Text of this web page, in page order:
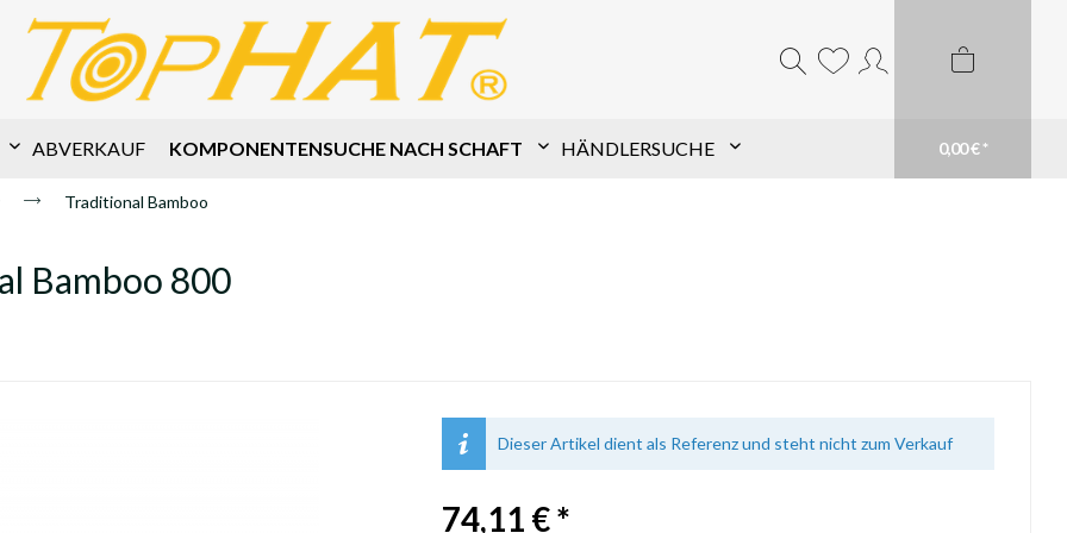
0,00 € *
ABVERKAUF
KOMPONENTENSUCHE NACH SCHAFT
HÄNDLERSUCHE
Suchfeldmehr erfahren
Traditional Bamboo
Bamboo 800
Dieser Artikel dient als Referenz und steht nicht zum Verkauf
74,11 € *